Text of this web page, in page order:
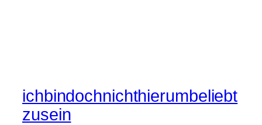
ichbindochnichthierumbeliebt
zusein